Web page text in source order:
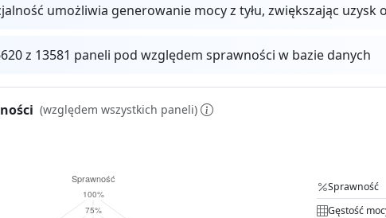
umożliwia generowanie mocy z tyłu, zwiększając
z 13581 paneli pod względem sprawności w bazie danych
(względem wszystkich paneli)
Sprawność
Gęstość